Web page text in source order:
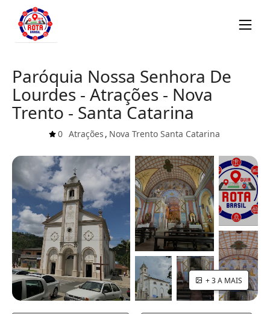
Paróquia Nossa Senhora De
Lourdes - Atrações - Nova
Trento - Santa Catarina
0 Atrações , Nova Trento Santa Catarina
+ 3 A MAIS